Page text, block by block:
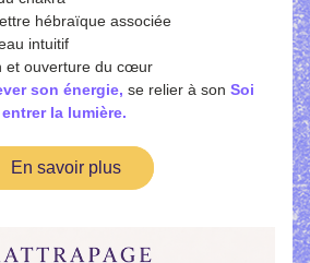
hébraïque associée
intuitif
et ouverture du cœur
son énergie, se relier à son Soi
la lumière.
En savoir plus